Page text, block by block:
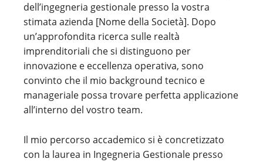
dell’ingegneria gestionale presso la vostra
stimata azienda [Nome della Società]. Dopo
un’approfondita ricerca sulle realtà
imprenditoriali che si distinguono per
innovazione e eccellenza operativa, sono
convinto che il mio background tecnico e
manageriale possa trovare perfetta applicazione
all’interno del vostro team.
Il mio percorso accademico si è concretizzato
con la laurea in Ingegneria Gestionale presso